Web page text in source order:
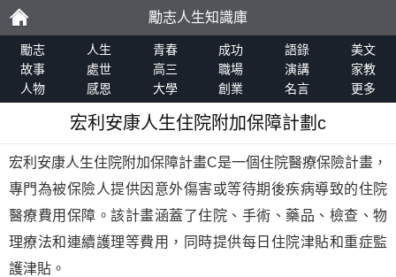
勵
志
勵志人生知識庫
勵志 人生 青春 成功 語錄
美文
故事
處世 高三 職場 演講
家教
人物
感恩 大學 創業 名言 更多
宏利安康人生住院附加保障計劃c
宏利安康人生住院附加保障計畫C是一個住院醫療保險計畫，
專門為被保險人提供因意外傷害或等待期後疾病導致的住院
醫療費用保障。該計畫涵蓋了住院、手術、藥品、檢查、物
理療法和連續護理等費用，同時提供每日住院津貼和重症監
護津貼。